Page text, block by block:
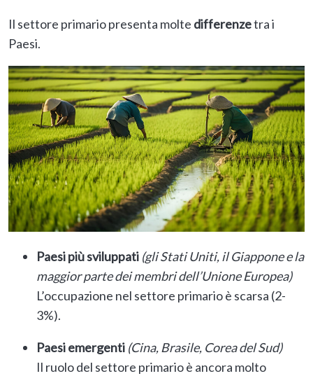
Il settore primario presenta molte differenzetra i
Paesi.
Paesi più sviluppati (gli Stati Uniti, il Giappone e la
maggior parte dei membri dell’Unione Europea)
L’occupazione nel settore primario è scarsa (2-
3%).
Paesi emergenti (Cina, Brasile, Corea del Sud)
Il ruolo del settore primario è ancora molto